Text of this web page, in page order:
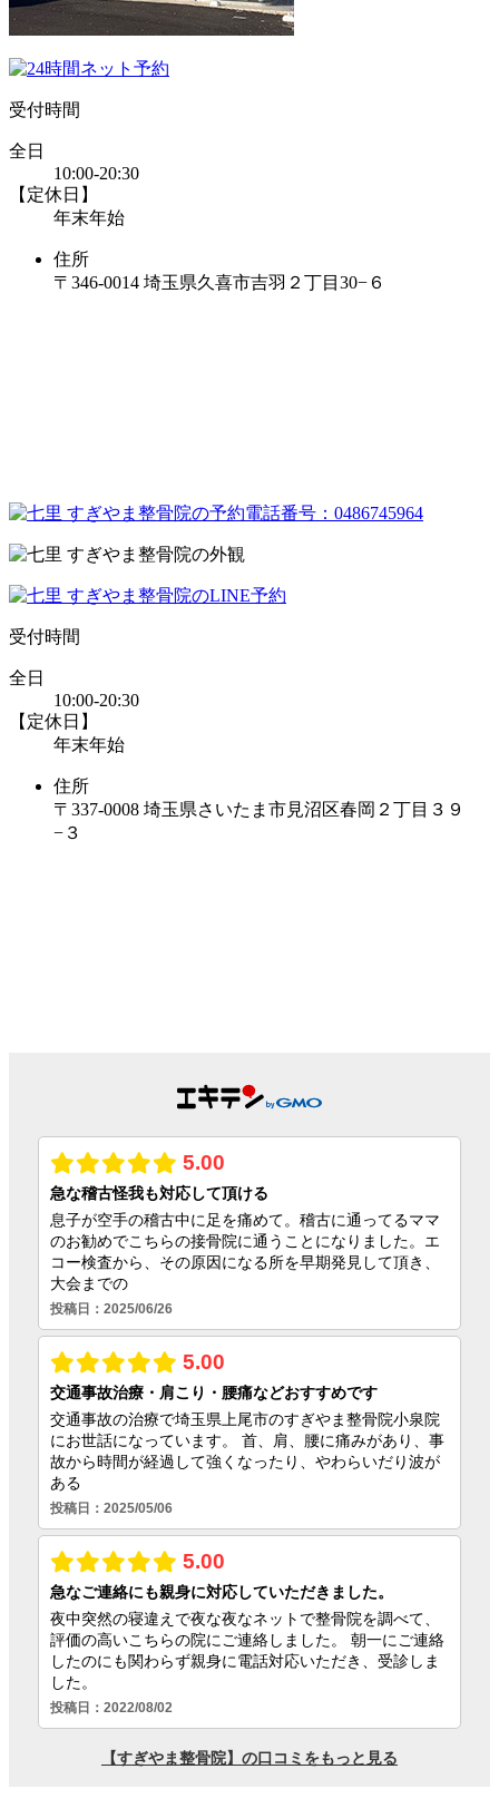
受付時間
全日
10:00-20:30
【定休日】
年末年始
住所
〒346-0014 埼玉県久喜市吉羽２丁目30−６
受付時間
全日
10:00-20:30
【定休日】
年末年始
住所
〒337-0008 埼玉県さいたま市見沼区春岡２丁目３９
−３